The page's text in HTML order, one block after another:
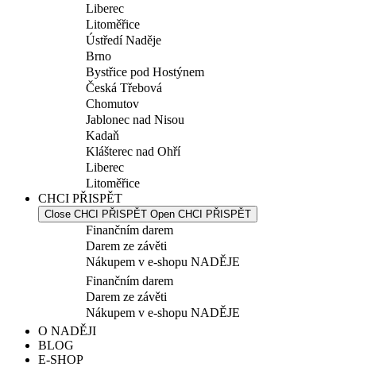
Liberec
Litoměřice
Ústředí Naděje
Brno
Bystřice pod Hostýnem
Česká Třebová
Chomutov
Jablonec nad Nisou
Kadaň
Klášterec nad Ohří
Liberec
Litoměřice
CHCI PŘISPĚT
Close CHCI PŘISPĚT Open CHCI PŘISPĚT
Finančním darem
Darem ze závěti
Nákupem v e-shopu NADĚJE
Finančním darem
Darem ze závěti
Nákupem v e-shopu NADĚJE
O NADĚJI
BLOG
E-SHOP